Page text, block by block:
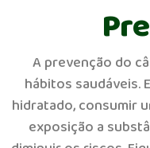
A prevenção do
hábitos saudáveis.
hidratado, consumir
exposição a